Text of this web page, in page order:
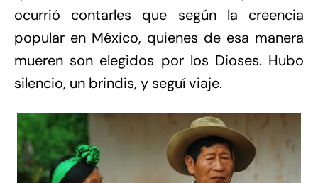
ocurrió contarles que según la creencia
popular en México, quienes de esa manera
mueren son elegidos por los Dioses. Hubo
silencio, un brindis, y seguí viaje.